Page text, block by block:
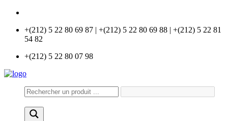
+(212) 5 22 80 69 87 | +(212) 5 22 80 69 88 | +(212) 5 22 81
54 82
+(212) 5 22 80 07 98